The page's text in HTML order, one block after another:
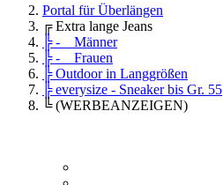
Portal für Überlängen
╔ Extra lange Jeans
╠ - Männer
╠ - Frauen
╠ Outdoor in Langgrößen
╠ everysize - Sneaker bis Gr. 55
╚ (WERBEANZEIGEN)